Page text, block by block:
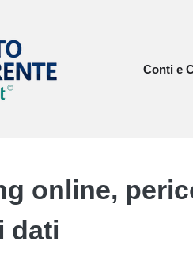
Conti e
online,
dati